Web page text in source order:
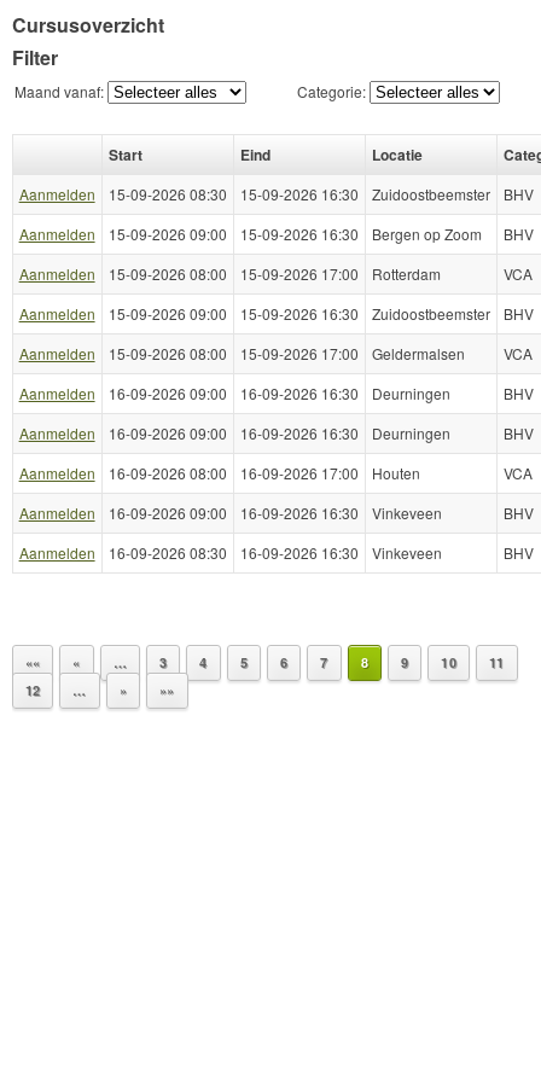
Cursusoverzicht
Filter
Maand vanaf: Categorie:
Start Eind Locatie
Aanmelden 15-09-2026 08:30 15-09-2026 16:30 Zuidoostbeemster
BHV
Aanmelden
15-09-2026 09:00 15-09-2026 16:30 Bergen op Zoom
BHV
Aanmelden
15-09-2026 08:00 15-09-2026 17:00 Rotterdam
VCA
Aanmelden
15-09-2026 09:00 15-09-2026 16:30 Zuidoostbeemster
BHV
Aanmelden
15-09-2026 08:00 15-09-2026 17:00 Geldermalsen
VCA
Aanmelden
16-09-2026 09:00 16-09-2026 16:30 Deurningen
BHV
Aanmelden
16-09-2026 09:00 16-09-2026 16:30 Deurningen
BHV
Aanmelden
16-09-2026 08:00 16-09-2026 17:00 Houten
VCA
Aanmelden
16-09-2026 09:00 16-09-2026 16:30 Vinkeveen
BHV
Aanmelden
16-09-2026 08:30 16-09-2026 16:30 Vinkeveen BHV
«« « … 3 4 5 6 7 8 9 10
11
12
… » »»